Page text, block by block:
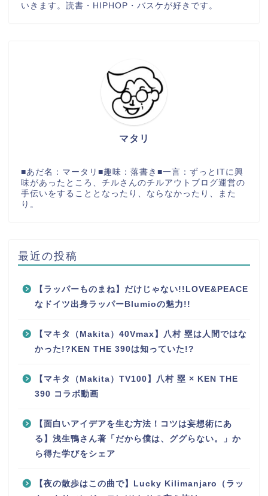
いきます。読書・HIPHOP・バスケが好きです。
マタリ
■あだ名：マータリ■趣味：落書き■一言：ずっとITに興
味があったところ、チルさんのチルアウトブログ運営の
手伝いをすることとなったり、ならなかったり、また
り。
最近の投稿
【ラッパーものまね】だけじゃない!!LOVE&PEACE
なドイツ出身ラッパーBlumioの魅力!!
【マキタ（Makita）40Vmax】八村 塁は人間ではな
かった!?KEN THE 390は知っていた!?
【マキタ（Makita）TV100】八村 塁 × KEN THE
390 コラボ動画
【面白いアイデアを生む方法！コツは妄想術にあ
る】浅生鴨さん著「だから僕は、ググらない。」か
ら得た学びをシェア
【夜の散歩はこの曲で】Lucky Kilimanjaro（ラッ